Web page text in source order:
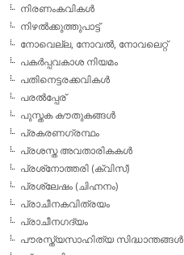
നിരണംകവികള്‍
നിഴല്‍ക്കുത്തുപാട്ട്
നോവെല്ല, നോവല്‍, നോവലെറ്റ്
പകര്‍പ്പവകാശ നിയമം
പതിനെട്ടരക്കവികള്‍
പരല്‍പ്പേര്
പുസ്തക കൗതുകങ്ങള്‍
പ്രകരണഗ്രന്ഥം
പ്രശസ്ത അവതാരികകള്‍
പ്രശ്‌നോത്തരി (ക്വിസ്)
പ്രശ്ലേഷം (ചിഹ്നനം)
പ്രാചീനകവിത്രയം
പ്രാചീനഗദ്യം
പൗരസ്ത്യസാഹിത്യ സിദ്ധാന്തങ്ങള്‍